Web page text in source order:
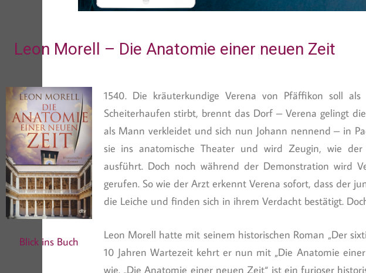
Leon Morell – Die Anatomie einer neuen Zeit
Blick ins Buch
1540. Die kräuterkundige Verena von Pfäffikon soll
Scheiterhaufen stirbt, brennt das Dorf – Verena gelingt
als Mann verkleidet und sich nun Johann nennend – in
sie ins anatomische Theater und wird Zeugin, wie
ausführt. Doch noch während der Demonstration wird
gerufen. So wie der Arzt erkennt Verena sofort, dass der
die Leiche und finden sich in ihrem Verdacht bestätigt.
Leon Morell hatte mit seinem historischen Roman „Der
10 Jahren Wartezeit kehrt er nun mit „Die Anatomie
wie. „Die Anatomie einer neuen Zeit“ ist ein furioser